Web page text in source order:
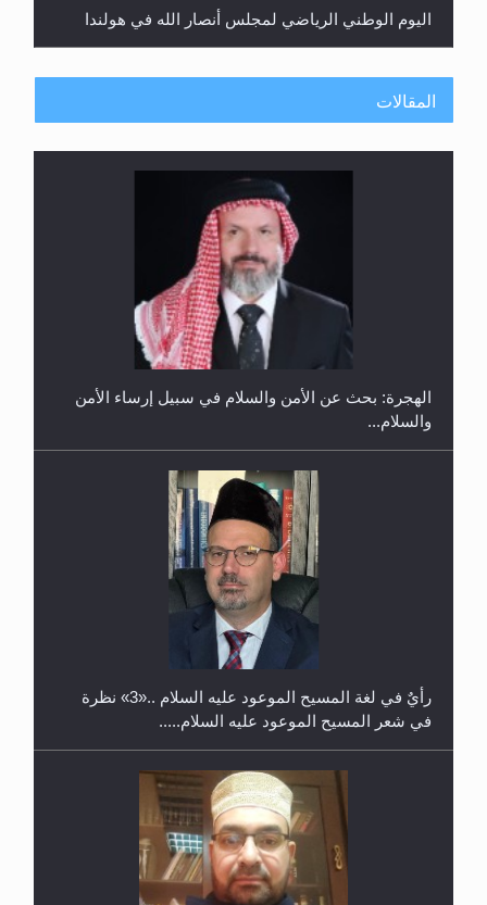
اليوم الوطني الرياضي لمجلس أنصار الله في هولندا
إتمام حفظ القرآن الكريم لثلاثة طلاب من مدرسة الحفظ
حفل توزيع الشهادات في الجامعة الأحمدية بنيجيريا لعام
المقالات
الهجرة: بحث عن الأمن والسلام في سبيل إرساء الأمن
والسلام...
رأيٌ في لغة المسيح الموعود عليه السلام ..«3» نظرة
في شعر المسيح الموعود عليه السلام.....